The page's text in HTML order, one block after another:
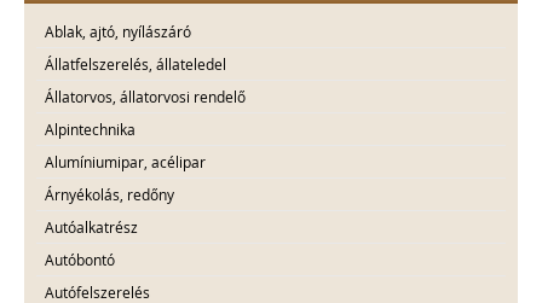
Ablak, ajtó, nyílászáró
Állatfelszerelés, állateledel
Állatorvos, állatorvosi rendelő
Alpintechnika
Alumíniumipar, acélipar
Árnyékolás, redőny
Autóalkatrész
Autóbontó
Autófelszerelés